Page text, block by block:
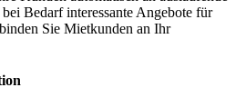
Bedarf interessante Angebote für
Sie Mietkunden an Ihr